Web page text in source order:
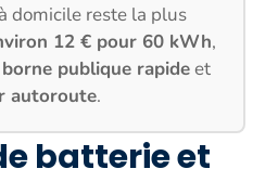
domicile reste la plus
12 € pour 60 kWh,
publique rapideet
autoroute.
batterie et